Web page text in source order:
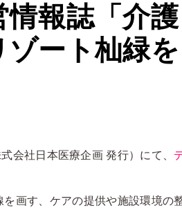
情報誌「介
ート杣緑
会社日本医療企画 発行）にて、
を画す、ケアの提供や施設環境の